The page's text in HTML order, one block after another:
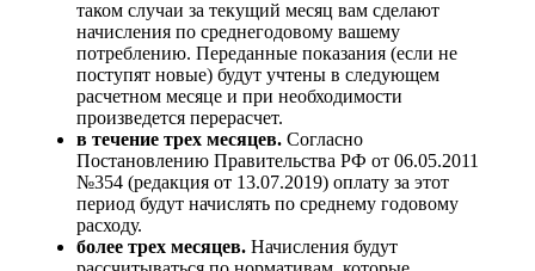
таком случаи за текущий месяц вам сделают
начисления по среднегодовому вашему
потреблению. Переданные показания (если не
поступят новые) будут учтены в следующем
расчетном месяце и при необходимости
произведется перерасчет.
в течение трех месяцев. Согласно
Постановлению Правительства РФ от 06.05.2011
№354 (редакция от 13.07.2019) оплату за этот
период будут начислять по среднему годовому
расходу.
более трех месяцев. Начисления будут